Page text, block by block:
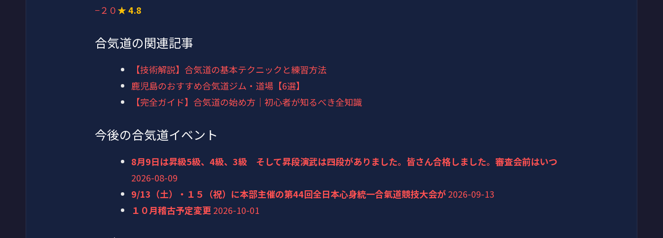
−２０★ 4.8
合気道の関連記事
【技術解説】合気道の基本テクニックと練習方法
鹿児島のおすすめ合気道ジム・道場【6選】
【完全ガイド】合気道の始め方｜初心者が知るべき全知識
今後の合気道イベント
8月9日は昇級5級、4級、3級 そして昇段演武は四段がありました。皆さん合格しました。審査会前はいつ
2026-08-09
9/13（土）・１５（祝）に本部主催の第44回全日本心身統一合氣道競技大会が2026-09-13
１０月稽古予定変更 2026-10-01